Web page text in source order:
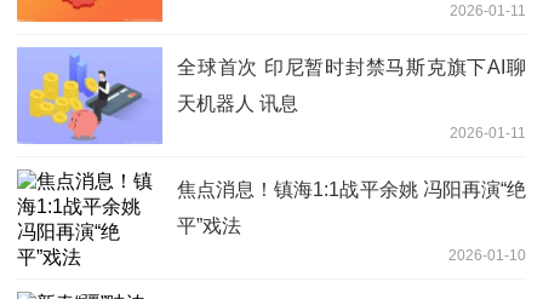
2026-01-11
全球首次 印尼暂时封禁马斯克旗下AI聊
天机器人 讯息
2026-01-11
焦点消息！镇海1:1战平余姚 冯阳再演“绝
平”戏法
2026-01-10